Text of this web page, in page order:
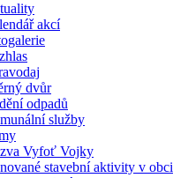
akcí
dvůr
odpadů
služby
Vyfoť Vojky
stavební aktivity v obci